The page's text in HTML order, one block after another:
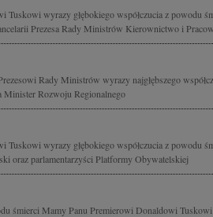
Tuskowi wyrazy głębokiego współczucia z powodu
Prezesa Rady Ministrów Kierownictwo i
Rady Ministrów wyrazy najgłębszego
Minister Rozwoju Regionalnego
Tuskowi wyrazy głębokiego współczucia z powodu
oraz parlamentarzyści Platformy Obywatelskiej
śmierci Mamy Panu Premierowi Donaldowi